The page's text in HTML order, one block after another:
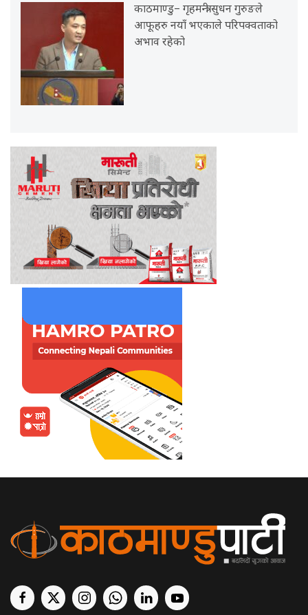
काठमाण्डु– गृहमन्त्री सुधन गुरुङले
आफूहरु नयाँ भएकाले परिपक्वताको
अभाव रहेको